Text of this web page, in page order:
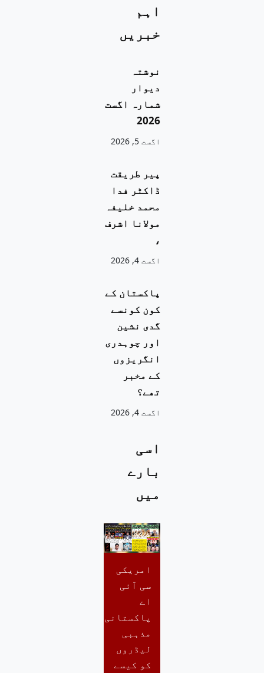
اہم
خبریں
نوشتہ
دیوار
شمارہ اگست
2026
اگست 5, 2026
پیر طریقت
ڈاکٹر فدا
محمد خلیفہ
مولانا اشرف
،
اگست 4, 2026
پاکستان کے
کون کونسے
گدی نشین
اور چوہدری
انگریزوں
کے مخبر
تھے؟
اگست 4, 2026
اسی
بارے
میں
امریکی
سی آئی
اے
پاکستانی
مذہبی
لیڈروں
کو کیسے